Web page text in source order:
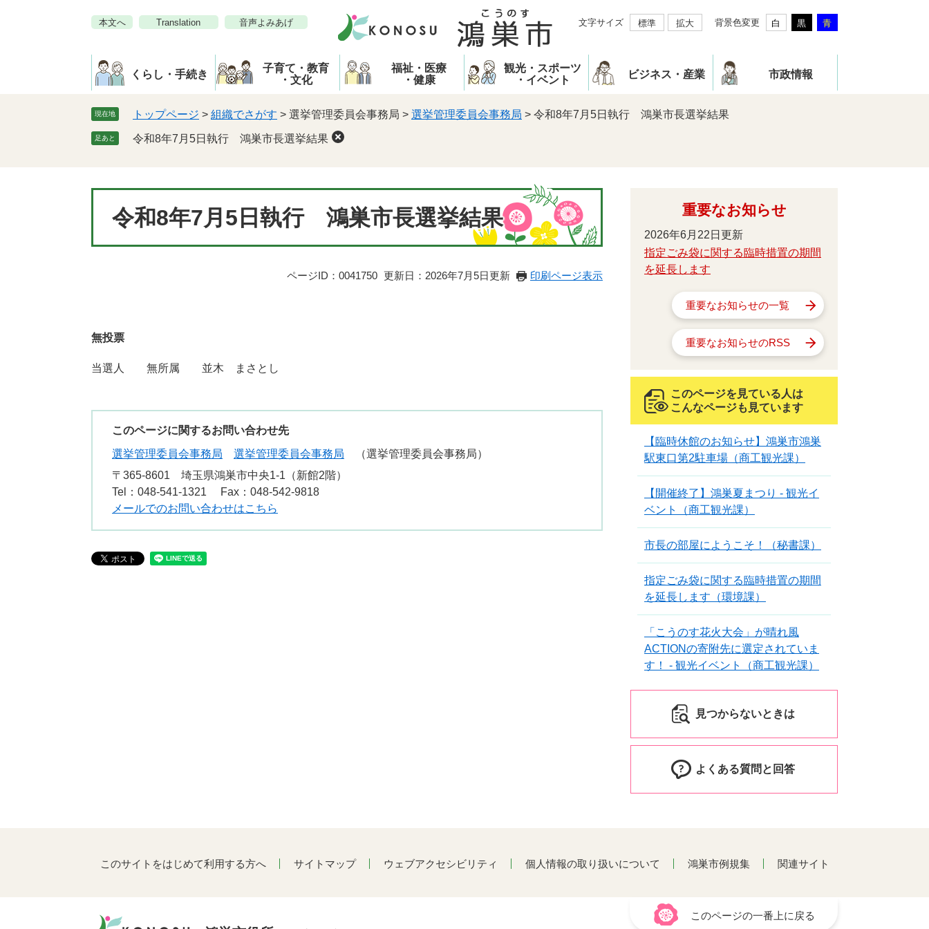
本文へ Translation 音声よみあげ 文字サイズ 標準 拡大 背景色変更 白 黒 青
くらし・手続き
子育て・教育
・文化
福祉・医療
・健康
観光・スポーツ
・イベント
ビジネス・産業 市政情報
現在地 トップページ > 組織でさがす > 選挙管理委員会事務局 > 選挙管理委員会事務局 > 令和8年7月5日執行 鴻巣市長選挙結果
足あと 令和8年7月5日執行 鴻巣市長選挙結果
令和8年7月5日執行 鴻巣市長選挙結果
ページID：0041750 更新日：2026年7月5日更新 印刷ページ表示
無投票
当選人 無所属 並木 まさとし
このページに関するお問い合わせ先
選挙管理委員会事務局
選挙管理委員会事務局
選挙管理委員会事務局
〒365-8601
埼玉県鴻巣市中央1-1（新館2階）
Tel：048-541-1321
Fax：048-542-9818
メールでのお問い合わせはこちら
重要なお知らせ
2026年6月22日更新
指定ごみ袋に関する臨時措置の期間
を延長します
重要なお知らせの一覧
重要なお知らせのRSS
このページを見ている人は
こんなページも見ています
【臨時休館のお知らせ】鴻巣市鴻巣
駅東口第2駐車場（商工観光課）
【開催終了】鴻巣夏まつり - 観光イ
ベント（商工観光課）
市長の部屋にようこそ！（秘書課）
指定ごみ袋に関する臨時措置の期間
を延長します（環境課）
「こうのす花火大会」が晴れ風
ACTIONの寄附先に選定されていま
す！ - 観光イベント（商工観光課）
見つからないときは
よくある質問と回答
このサイトをはじめて利用する方へ サイトマップ ウェブアクセシビリティ 個人情報の取り扱いについて 鴻巣市例規集 関連サイト
このページの一番上に戻る